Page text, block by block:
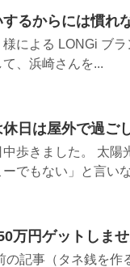
るからには慣れ
による LONGi ブ
、浜崎さんを...
日は屋外で過ご
歩きました。 太陽
ーでもない」と言い
万円ゲットしませ
の記事（タネ銭を作